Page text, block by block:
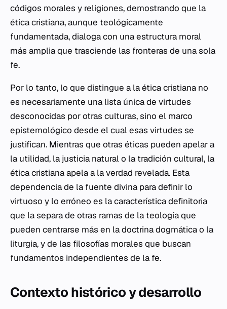
códigos morales y religiones, demostrando que la
ética cristiana, aunque teológicamente
fundamentada, dialoga con una estructura moral
más amplia que trasciende las fronteras de una sola
fe.
Por lo tanto, lo que distingue a la ética cristiana no
es necesariamente una lista única de virtudes
desconocidas por otras culturas, sino el marco
epistemológico desde el cual esas virtudes se
justifican. Mientras que otras éticas pueden apelar a
la utilidad, la justicia natural o la tradición cultural, la
ética cristiana apela a la verdad revelada. Esta
dependencia de la fuente divina para definir lo
virtuoso y lo erróneo es la característica definitoria
que la separa de otras ramas de la teología que
pueden centrarse más en la doctrina dogmática o la
liturgia, y de las filosofías morales que buscan
fundamentos independientes de la fe.
Contexto histórico y desarrollo